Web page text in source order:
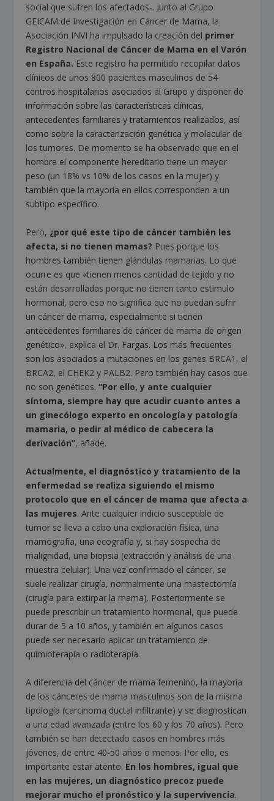
social que sufren los afectados-. Junto al Grupo
GEICAM de Investigación en Cáncer de Mama, la
Asociación INVI ha impulsado la creación del primer
Registro Nacional de Cáncer de Mama en el Varón
en España. Este registro ha permitido recopilar datos
clínicos de unos 800 pacientes masculinos de 54
centros hospitalarios asociados al Grupo y disponer de
información sobre las características clínicas,
antecedentes familiares y tratamientos realizados, así
como sobre la caracterización genética y molecular de
los tumores. De momento se ha observado que en el
hombre el componente hereditario tiene un mayor
peso (un 18% vs 10% de los casos en la mujer) y
también que la mayoría en ellos corresponden a un
subtipo específico.
Pero, ¿por qué este tipo de cáncer también les
afecta, si no tienen mamas? Pues porque los
hombres también tienen glándulas mamarias. Lo que
ocurre es que «tienen menos cantidad de tejido y no
están desarrolladas porque no tienen tanto estimulo
hormonal, pero eso no significa que no puedan sufrir
un cáncer de mama, especialmente si tienen
antecedentes familiares de cáncer de mama de origen
genético», explica el Dr. Fargas. Los más frecuentes
son los asociados a mutaciones en los genes BRCA1, el
BRCA2, el CHEK2 y PALB2. Pero también hay casos que
no son genéticos.“Por ello, y ante cualquier
síntoma, siempre hay que acudir cuanto antes a
un ginecólogo experto en oncología y patología
mamaria, o pedir al médico de cabecera la
derivación”, añade.
Actualmente, el diagnóstico y tratamiento de la
enfermedad se realiza siguiendo el mismo
protocolo que en el cáncer de mama que afecta a
las mujeres. Ante cualquier indicio susceptible de
tumor se lleva a cabo una exploración física, una
mamografía, una ecografía y, si hay sospecha de
malignidad, una biopsia (extracción y análisis de una
muestra celular). Una vez confirmado el cáncer, se
suele realizar cirugía, normalmente una mastectomía
(cirugía para extirpar la mama). Posteriormente se
puede prescribir un tratamiento hormonal, que puede
durar de 5 a 10 años, y también en algunos casos
puede ser necesario aplicar un tratamiento de
quimioterapia o radioterapia.
A diferencia del cáncer de mama femenino, la mayoría
de los cánceres de mama masculinos son de la misma
tipología (carcinoma ductal infiltrante) y se diagnostican
a una edad avanzada (entre los 60 y los 70 años). Pero
también se han detectado casos en hombres más
jóvenes, de entre 40-50 años o menos. Por ello, es
importante estar atento. En los hombres, igual que
en las mujeres, un diagnóstico precoz puede
mejorar mucho el pronóstico y la supervivencia.